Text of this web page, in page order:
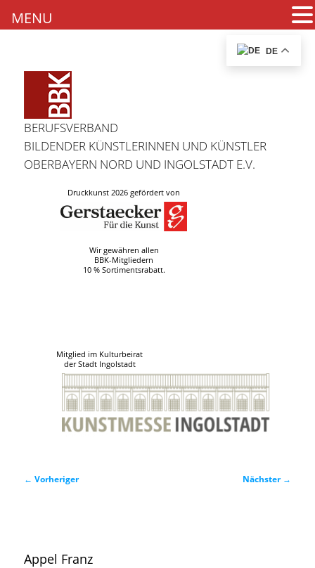
BERUFSVERBAND
BILDENDER KÜNSTLERINNEN UND KÜNSTLER
OBERBAYERN NORD UND INGOLSTADT E.V.
Druckkunst 2026 gefördert von
Wir gewähren allen
BBK-Mitgliedern
10 % Sortimentsrabatt.
Mitglied im Kulturbeirat
der Stadt Ingolstadt
Beitragsnavigation
← Vorheriger Nächster →
Appel Franz
DE
MENU